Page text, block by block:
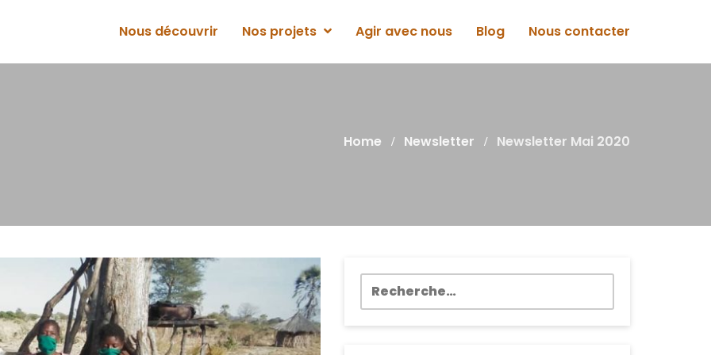
Nous découvrir Nos projets Agir avec nous Blog Nous contacter
Home Newsletter Newsletter Mai 2020
Rechercher :